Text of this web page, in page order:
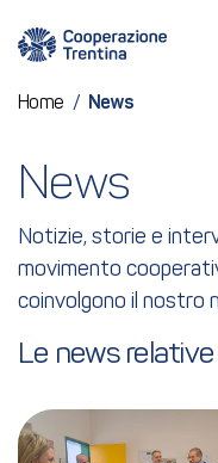
Home / News
News
Notizie, storie e
movimento
coinvolgono il nostro
Le news relative